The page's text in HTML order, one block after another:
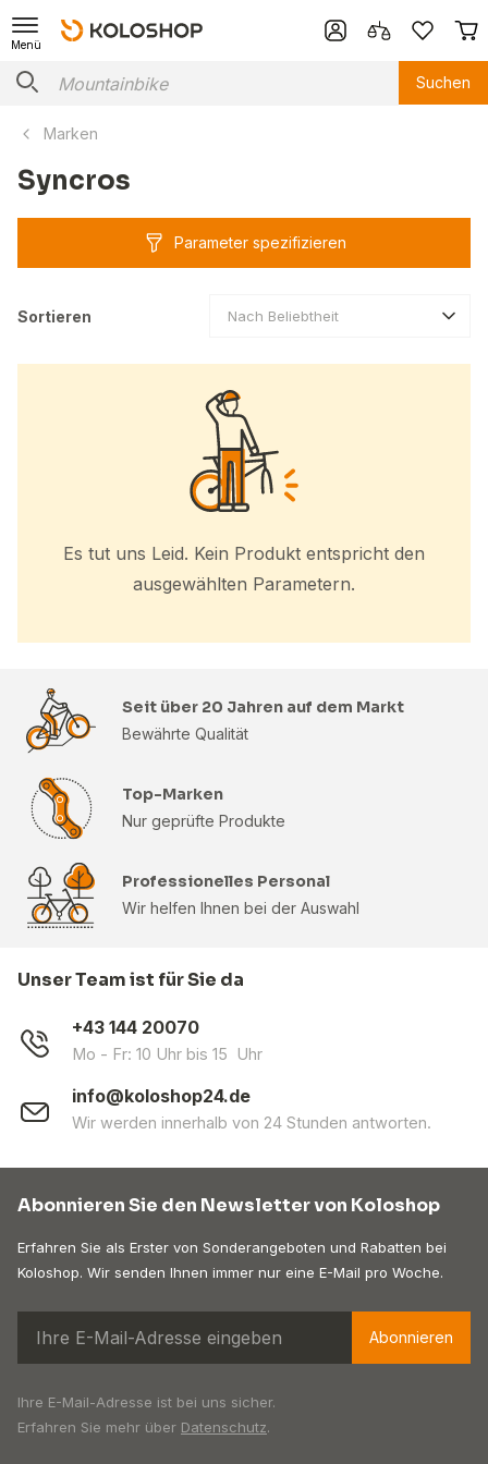
Menü
Suchen
Marken
Syncros
Parameter spezifizieren
Sortieren Nach Beliebtheit
Es tut uns Leid. Kein Produkt entspricht den
ausgewählten Parametern.
Seit über 20 Jahren auf dem Markt
Bewährte Qualität
Top-Marken
Nur geprüfte Produkte
Professionelles Personal
Wir helfen Ihnen bei der Auswahl
Unser Team ist für Sie da
+43 144 20070
Mo - Fr: 10 Uhr bis 15 Uhr
info@koloshop24.de
Wir werden innerhalb von 24 Stunden antworten.
Abonnieren Sie den Newsletter von Koloshop
Erfahren Sie als Erster von Sonderangeboten und Rabatten bei
Koloshop. Wir senden Ihnen immer nur eine E-Mail pro Woche.
Abonnieren
Ihre E-Mail-Adresse ist bei uns sicher.
Erfahren Sie mehr über Datenschutz.